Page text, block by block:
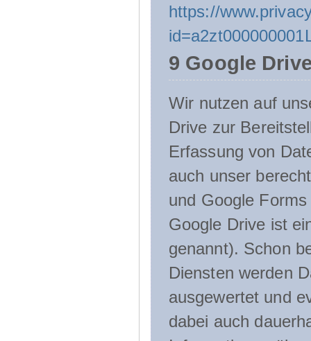
https://
9 Google
Wir nutzen auf
Drive zur
Erfassung von
auch unser
und Google
Google Drive ist
genannt). Schon
Diensten werden
ausgewertet und
dabei auch